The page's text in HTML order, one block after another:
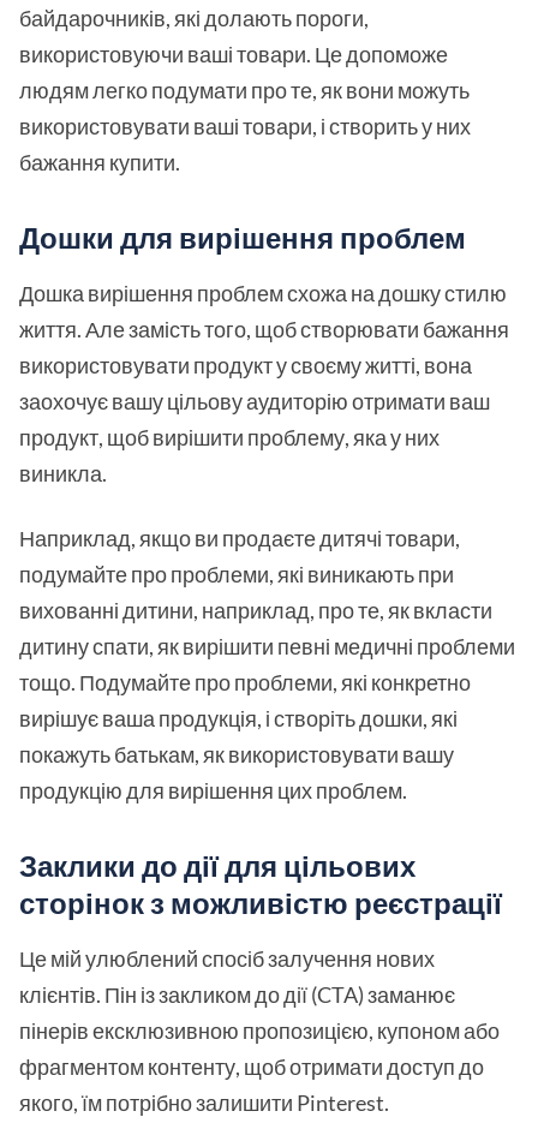
байдарочників, які долають пороги,
використовуючи ваші товари. Це допоможе
людям легко подумати про те, як вони можуть
використовувати ваші товари, і створить у них
бажання купити.
Дошки для вирішення проблем
Дошка вирішення проблем схожа на дошку стилю
життя. Але замість того, щоб створювати бажання
використовувати продукт у своєму житті, вона
заохочує вашу цільову аудиторію отримати ваш
продукт, щоб вирішити проблему, яка у них
виникла.
Наприклад, якщо ви продаєте дитячі товари,
подумайте про проблеми, які виникають при
вихованні дитини, наприклад, про те, як вкласти
дитину спати, як вирішити певні медичні проблеми
тощо. Подумайте про проблеми, які конкретно
вирішує ваша продукція, і створіть дошки, які
покажуть батькам, як використовувати вашу
продукцію для вирішення цих проблем.
Заклики до дії для цільових
сторінок з можливістю реєстрації
Це мій улюблений спосіб залучення нових
клієнтів. Пін із закликом до дії (CTA) заманює
пінерів ексклюзивною пропозицією, купоном або
фрагментом контенту, щоб отримати доступ до
якого, їм потрібно залишити Pinterest.